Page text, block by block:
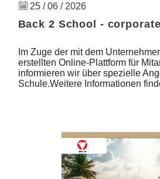
25 / 06 / 2026
Back 2 School -
Im Zuge der mit dem
erstellten Online-Plattform für
informieren wir über spezielle
Schule.Weitere Informationen